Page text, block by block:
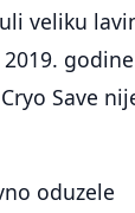
veliku
godine
Save
oduzele